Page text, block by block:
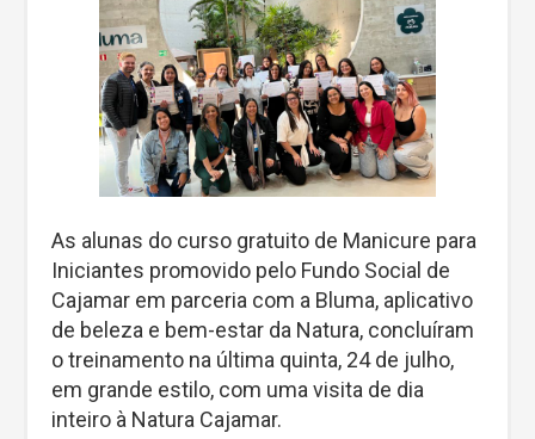
As alunas do curso gratuito de Manicure para
Iniciantes promovido pelo Fundo Social de
Cajamar em parceria com a Bluma, aplicativo
de beleza e bem-estar da Natura, concluíram
o treinamento na última quinta, 24 de julho,
em grande estilo, com uma visita de dia
inteiro à Natura Cajamar.